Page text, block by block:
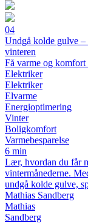
04
Undgå kolde gulve –
vinteren
Få varme og komfort
Elektriker
Elektriker
Elvarme
Energioptimering
Vinter
Boligkomfort
Varmebesparelse
6 min
Lær, hvordan du får
vintermånederne.
undgå kolde gulve,
Mathias Sandberg
Mathias
Sandberg